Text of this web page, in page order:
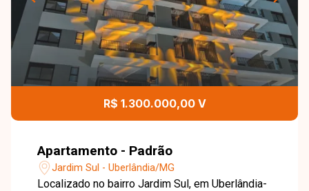
R$ 1.300.000,00 V
Apartamento - Padrão
Jardim Sul - Uberlândia/MG
Localizado no bairro Jardim Sul, em Uberlândia-